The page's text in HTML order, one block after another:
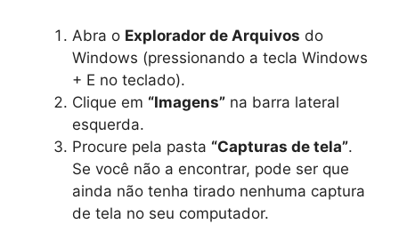
Abra o Explorador de Arquivos do
Windows (pressionando a tecla Windows
+ E no teclado).
Clique em “Imagens” na barra lateral
esquerda.
Procure pela pasta “Capturas de tela”.
Se você não a encontrar, pode ser que
ainda não tenha tirado nenhuma captura
de tela no seu computador.